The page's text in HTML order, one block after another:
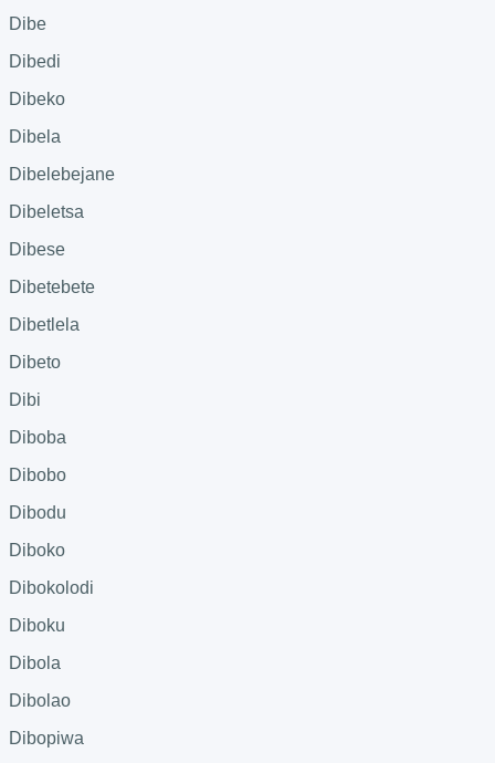
Dibe
Dibedi
Dibeko
Dibela
Dibelebejane
Dibeletsa
Dibese
Dibetebete
Dibetlela
Dibeto
Dibi
Diboba
Dibobo
Dibodu
Diboko
Dibokolodi
Diboku
Dibola
Dibolao
Dibopiwa